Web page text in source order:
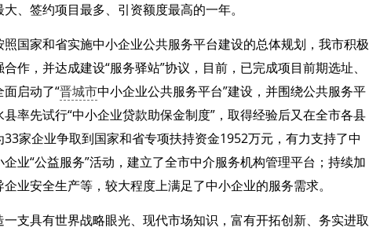
、签约项目最多、引资额度最高的一年。
国家和省实施中小企业公共服务平台建设的总体规划，我市积极
作，并达成建设“服务驿站”协议，目前，已完成项目前期选址、
启动了“晋城市中小企业公共服务平台”建设，并围绕公共服务平
率先试行“中小企业贷款助保金制度”，取得经验后又在全市各县
家企业争取到国家和省专项扶持资金1952万元，有力支持了中
业“公益服务”活动，建立了全市中介服务机构管理平台；持续加
业安全生产等，较大程度上满足了中小企业的服务需求。
支具有世界战略眼光、现代市场知识，富有开拓创新、务实进取